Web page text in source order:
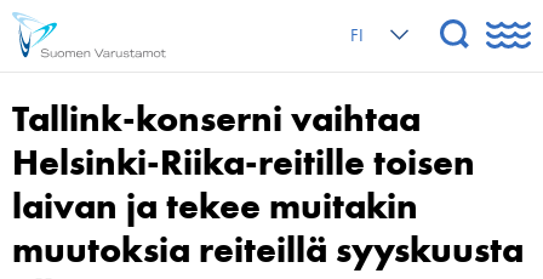
FI
Tallink-konserni vaihtaa
Helsinki-Riika-reitille toisen
laivan ja tekee muitakin
muutoksia reiteillä syyskuusta